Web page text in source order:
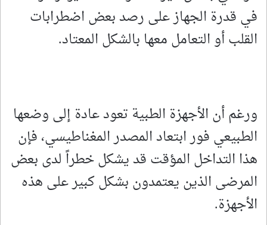
في قدرة الجهاز على رصد بعض اضطرابات
القلب أو التعامل معها بالشكل المعتاد.
ورغم أن الأجهزة الطبية تعود عادة إلى وضعها
الطبيعي فور ابتعاد المصدر المغناطيسي، فإن
هذا التداخل المؤقت قد يشكل خطراً لدى بعض
المرضى الذين يعتمدون بشكل كبير على هذه
الأجهزة.